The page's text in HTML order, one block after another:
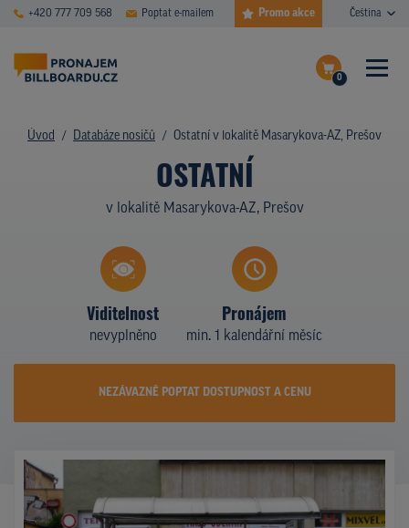
+420 777 709 568 Poptat e-mailem Promo akce Čeština
0
Dokončit poptávku
Zobrazit nosiče na mapě
ČASTÉ DOTAZY
DATABÁZE NOSIČŮ
PLOCHY V AKCI
Z PRAXE
KDO JSME
PROMO AKCE
Úvod Databáze nosičů Ostatní v lokalitě Masarykova-AZ, Prešov
OSTATNÍ
v lokalitě Masarykova-AZ, Prešov
Viditelnost
nevyplněno
Pronájem
min. 1 kalendářní měsíc
NEZÁVAZNĚ POPTAT DOSTUPNOST A CENU